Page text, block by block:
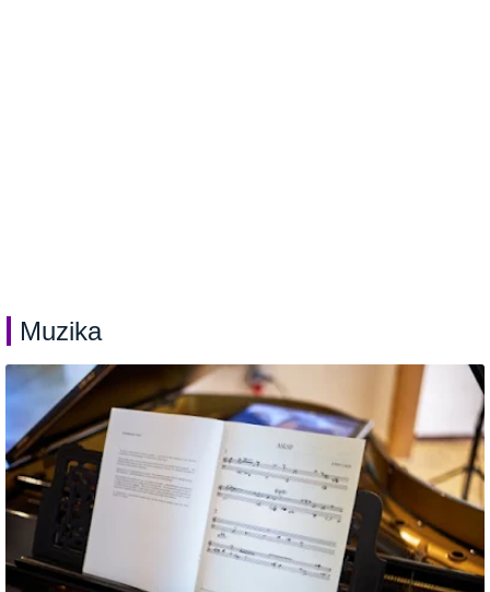
Muzika